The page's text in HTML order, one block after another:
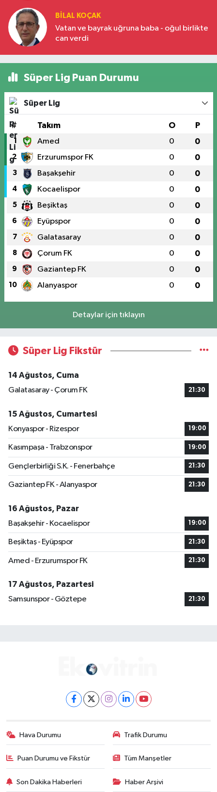
BILAL KOÇAK
Vatan ve bayrak uğruna baba - oğul birlikte
can verdi
Süper Lig Puan Durumu
Süper Lig
# Takım O P
1 Amed 0 0
2 Erzurumspor FK 0 0
3 Başakşehir 0 0
4 Kocaelispor 0 0
5 Beşiktaş 0 0
6 Eyüpspor 0 0
7 Galatasaray 0 0
8 Çorum FK 0 0
9 Gaziantep FK 0 0
10 Alanyaspor 0 0
Detaylar için tıklayın
Süper Lig Fikstür
14 Ağustos, Cuma
Galatasaray - Çorum FK
21:30
15 Ağustos, Cumartesi
Konyaspor - Rizespor
19:00
Kasımpaşa - Trabzonspor 19:00
Gençlerbirliği S.K. - Fenerbahçe 21:30
Gaziantep FK - Alanyaspor 21:30
16 Ağustos, Pazar
Başakşehir - Kocaelispor
19:00
Beşiktaş - Eyüpspor 21:30
Amed - Erzurumspor FK 21:30
17 Ağustos, Pazartesi
Samsunspor - Göztepe
21:30
Hava Durumu Trafik Durumu
Puan Durumu ve Fikstür Tüm Manşetler
Son Dakika Haberleri Haber Arşivi